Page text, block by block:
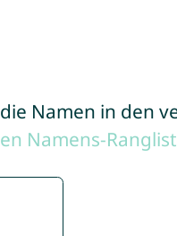
Namen in den
Namens-